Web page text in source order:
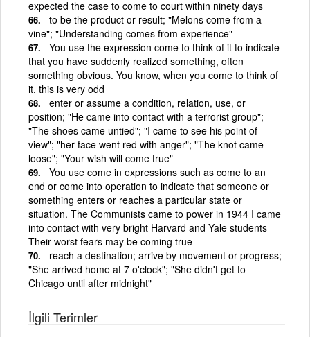
expected the case to come to court within ninety days
to be the product or result; "Melons come from a
vine"; "Understanding comes from experience"
You use the expression come to think of it to indicate
that you have suddenly realized something, often
something obvious. You know, when you come to think of
it, this is very odd
enter or assume a condition, relation, use, or
position; "He came into contact with a terrorist group";
"The shoes came untied"; "I came to see his point of
view"; "her face went red with anger"; "The knot came
loose"; "Your wish will come true"
You use come in expressions such as come to an
end or come into operation to indicate that someone or
something enters or reaches a particular state or
situation. The Communists came to power in 1944 I came
into contact with very bright Harvard and Yale students
Their worst fears may be coming true
reach a destination; arrive by movement or progress;
"She arrived home at 7 o'clock"; "She didn't get to
Chicago until after midnight"
İlgili Terimler